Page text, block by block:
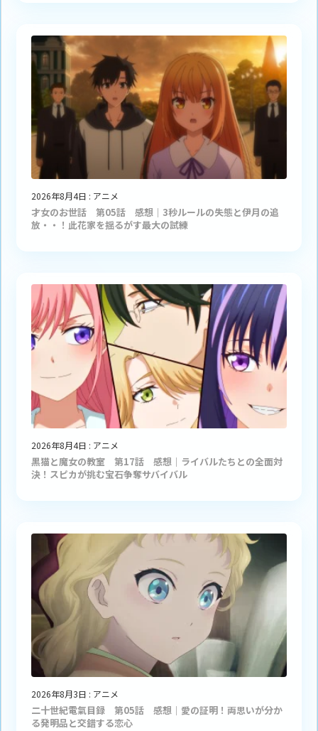
2026年8月4日 : アニメ
才女のお世話 第05話 感想｜3秒ルールの失態と伊月の追
放・・！此花家を揺るがす最大の試練
2026年8月4日 : アニメ
黒猫と魔女の教室 第17話 感想｜ライバルたちとの全面対
決！スピカが挑む宝石争奪サバイバル
2026年8月3日 : アニメ
二十世紀電氣目録 第05話 感想｜愛の証明！両思いが分か
る発明品と交錯する恋心